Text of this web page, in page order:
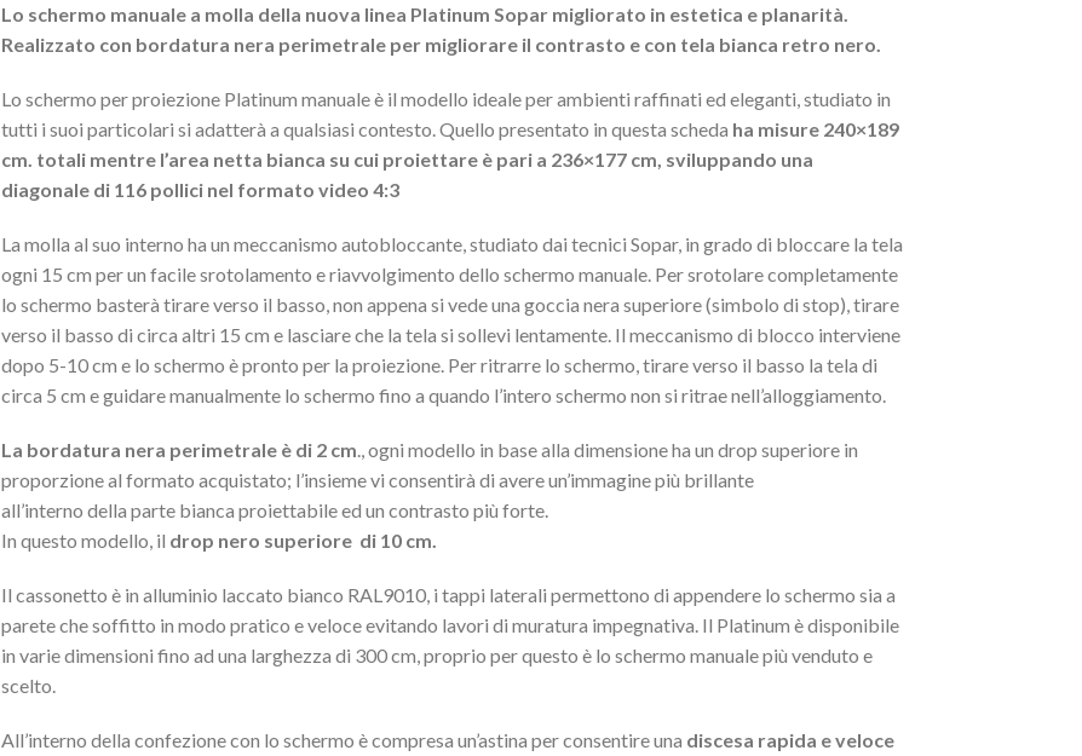
Lo schermo manuale a molla della nuova linea Platinum Sopar migliorato in estetica e planarità.
Realizzato con bordatura nera perimetrale per migliorare il contrasto e con tela bianca retro nero.
Lo schermo per proiezione Platinum manuale è il modello ideale per ambienti raffinati ed eleganti, studiato in
tutti i suoi particolari si adatterà a qualsiasi contesto. Quello presentato in questa scheda ha misure 240×189
cm. totali mentre l’area netta bianca su cui proiettare è pari a 236×177 cm, sviluppando una
diagonale di 116 pollici nel formato video 4:3
La molla al suo interno ha un meccanismo autobloccante, studiato dai tecnici Sopar, in grado di bloccare la tela
ogni 15 cm per un facile srotolamento e riavvolgimento dello schermo manuale. Per srotolare completamente
lo schermo basterà tirare verso il basso, non appena si vede una goccia nera superiore (simbolo di stop), tirare
verso il basso di circa altri 15 cm e lasciare che la tela si sollevi lentamente. Il meccanismo di blocco interviene
dopo 5-10 cm e lo schermo è pronto per la proiezione. Per ritrarre lo schermo, tirare verso il basso la tela di
circa 5 cm e guidare manualmente lo schermo fino a quando l’intero schermo non si ritrae nell’alloggiamento.
La bordatura nera perimetrale è di 2 cm., ogni modello in base alla dimensione ha un drop superiore in
proporzione al formato acquistato; l’insieme vi consentirà di avere un’immagine più brillante
all’interno della parte bianca proiettabile ed un contrasto più forte.
In questo modello, il drop nero superiore di 10 cm.
Il cassonetto è in alluminio laccato bianco RAL9010, i tappi laterali permettono di appendere lo schermo sia a
parete che soffitto in modo pratico e veloce evitando lavori di muratura impegnativa. Il Platinum è disponibile
in varie dimensioni fino ad una larghezza di 300 cm, proprio per questo è lo schermo manuale più venduto e
scelto.
All’interno della confezione con lo schermo è compresa un’astina per consentire una discesa rapida e veloce